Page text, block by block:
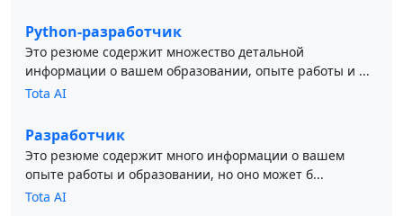
Python-разработчик
Это резюме содержит множество детальной
информации о вашем образовании, опыте работы и ...
Tota AI
Разработчик
Это резюме содержит много информации о вашем
опыте работы и образовании, но оно может б...
Tota AI